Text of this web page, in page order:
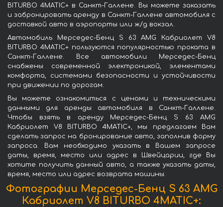
BITURBO 4MATIC+ в Санкт-Галлене. Вы можете заказать
и забронировать аренду в Санкт-Галлене автомобиля с
доставкой авто в аэропорты или ж/д вокзал.
Автомобиль Мерседес-Бенц S 63 AMG Кабриолет V8
BITURBO 4MATIC+ пользуются популярностью проката в
Санкт-Галлене. Все автомобили Мерседес-Бенц
снабжены современной электроникой, элементами
комфорта, системами безопасности и устойчивости
при движении по дорогам.
Вы можете ознакомиться с ценами и техническими
данными для аренды автомобиля в Санкт-Галлене.
Чтобы взять в аренду Мерседес-Бенц S 63 AMG
Кабриолет V8 BITURBO 4MATIC+, мы предлагаем Вам
сделать запрос на бронирование авто, заполнив форму
запроса. Вам необходимо указать в Вашем запросе
даты, время, место или адрес в Швейцарии, где Вы
хотите получить данный авто, а также указать даты,
время, место или адрес возврата машины.
Фотографии Мерседес-Бенц S 63 AMG
Кабриолет V8 BITURBO 4MATIC+: